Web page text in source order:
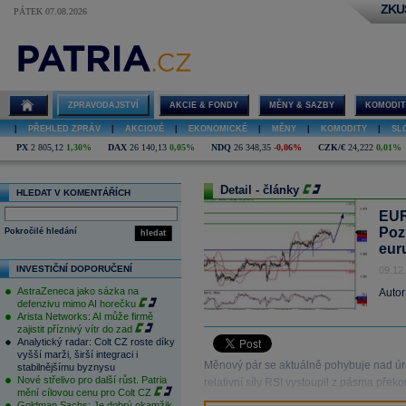
PÁTEK 07.08.2026
ZPRAVODAJSTVÍ AKCIE & FONDY MĚNY & SAZBY
PŘEHLED ZPRÁV AKCIOVÉ EKONOMICKÉ MĚNY KOMODITY
PX 2 805,12 1,30% DAX 26 140,13 0,05% NDQ 26 348,35 -0,06% CZK/€ 24,222 0,01%
HLEDAT V KOMENTÁŘÍCH
hledat
Pokročilé hledání
INVESTIČNÍ DOPORUČENÍ
AstraZeneca jako sázka na
defenzivu mimo AI horečku
Arista Networks: AI může firmě
zajistit příznivý vítr do zad
Analytický radar: Colt CZ roste díky
vyšší marži, širší integraci i
stabilnějšímu byznysu
Nové střelivo pro další růst. Patria
mění cílovou cenu pro Colt CZ
Detail - články
Měnový pár se aktuálně pohybuje nad
relativní síly RSI vystoupil z pásma